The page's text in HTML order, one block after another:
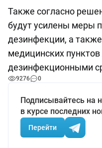
Также согласно
будут усилены меры
дезинфекции, а
медицинских
дезинфекционными
9276 0
Подписывайтесь на
в курсе последних
Перейти